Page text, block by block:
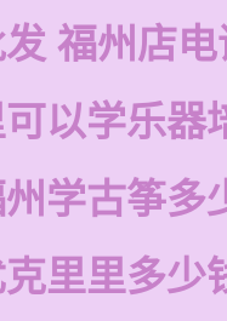
福州店
以学乐器
学古筝多
里里多少